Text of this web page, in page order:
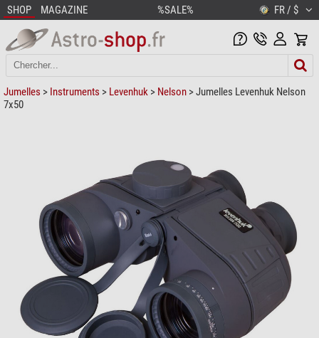
SHOP MAGAZINE %SALE% FR / $
Jumelles > Instruments > Levenhuk > Nelson > Jumelles Levenhuk Nelson
7x50